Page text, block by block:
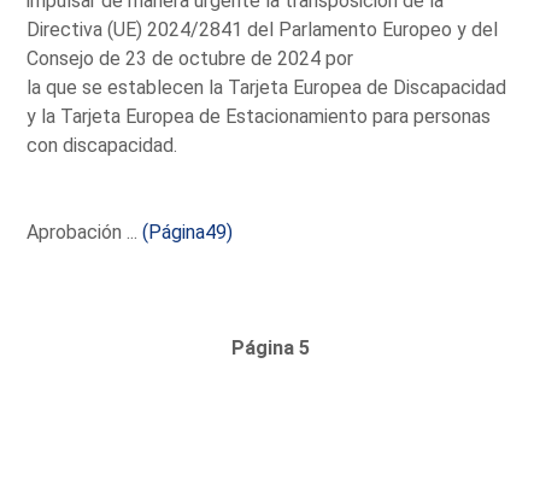
Directiva (UE) 2024/2841 del Parlamento Europeo y del
Consejo de 23 de octubre de 2024 por
la que se establecen la Tarjeta Europea de Discapacidad
y la Tarjeta Europea de Estacionamiento para personas
con discapacidad.
Aprobación ...(Página49)
Página 5